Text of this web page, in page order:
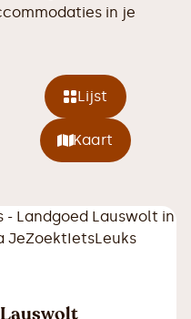
in je
Lijst
Kaart